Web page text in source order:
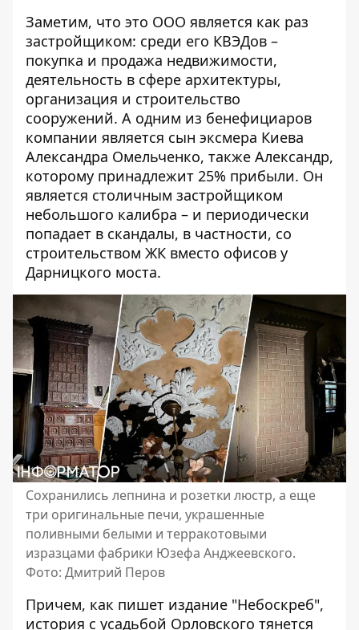
Заметим, что это ООО является как раз
застройщиком: среди его КВЭДов –
покупка и продажа недвижимости,
деятельность в сфере архитектуры,
организация и строительство
сооружений. А одним из бенефициаров
компании является сын эксмера Киева
Александра Омельченко, также Александр,
которому принадлежит 25% прибыли. Он
является столичным застройщиком
небольшого калибра – и периодически
попадает в скандалы, в частности, со
строительством ЖК вместо офисов у
Дарницкого моста.
Сохранились лепнина и розетки люстр, а еще
три оригинальные печи, украшенные
поливными белыми и терракотовыми
изразцами фабрики Юзефа Анджеевского.
Фото: Дмитрий Перов
Причем, как пишет издание "Небоскреб",
история с усадьбой Орловского тянется